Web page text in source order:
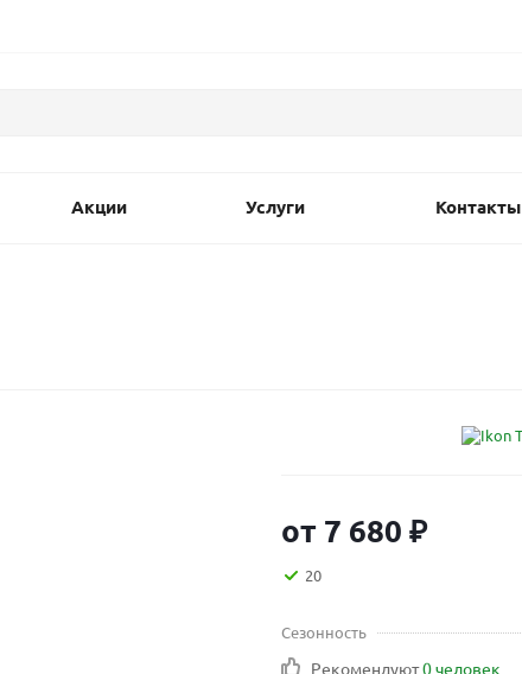
Акции Услуги Контакты
от 7 680 ₽
20
Сезонность
Рекомендуют0 человек